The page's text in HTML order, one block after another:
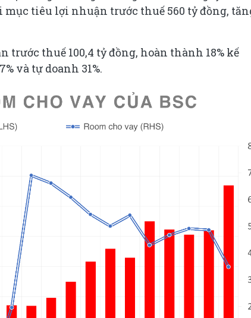
tiêu lợi nhuận trước thuế 560 tỷ đồng,
thuế 100,4 tỷ đồng, hoàn thành 18% kế
và tự doanh 31%.